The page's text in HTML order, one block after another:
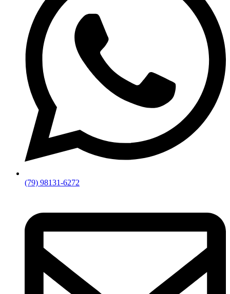
(79) 98131-6272